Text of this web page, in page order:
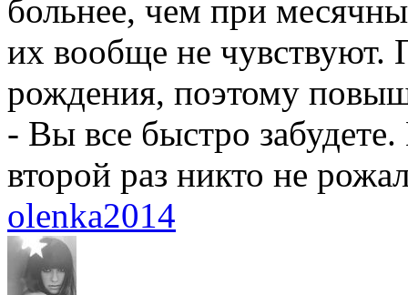
больнее, чем при
их вообще не чувствуют.
рождения, поэтому
- Вы все быстро
второй раз никто не
olenka2014